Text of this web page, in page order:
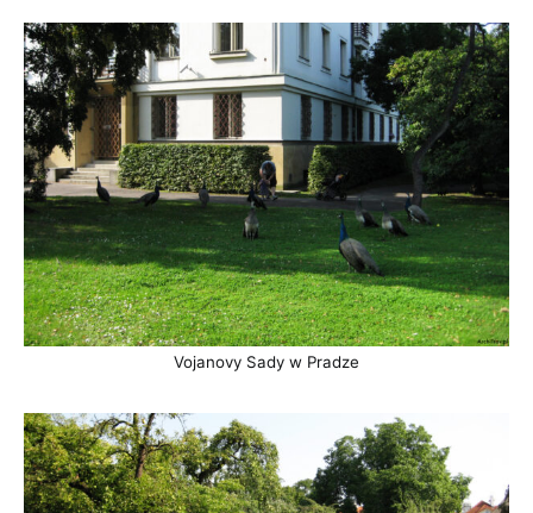
Vojanovy Sady w Pradze